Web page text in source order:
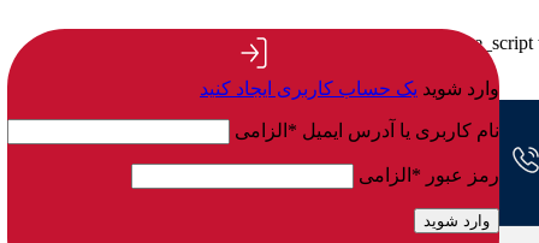
Notice : Function for more information. (این پیام در نگارش 4.5.0
وارد شوید یک حساب کاربری ایجاد کنید
نام کاربری یا آدرس ایمیل * الزامی
رمز عبور * الزامی
وارد شوید